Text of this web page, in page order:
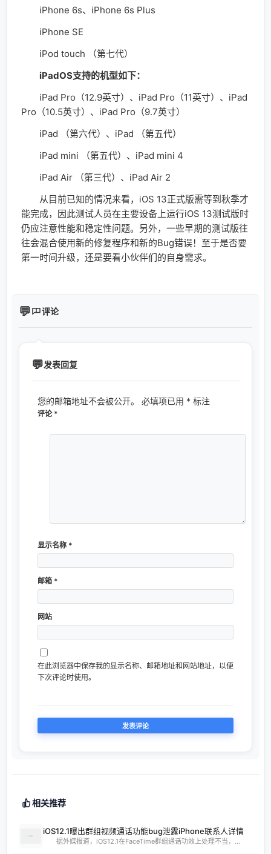
iPhone 6s、iPhone 6s Plus
iPhone SE
iPod touch （第七代）
iPadOS支持的机型如下：
iPad Pro（12.9英寸）、iPad Pro（11英寸）、iPad
Pro（10.5英寸）、iPad Pro（9.7英寸）
iPad （第六代）、iPad （第五代）
iPad mini （第五代）、iPad mini 4
iPad Air （第三代）、iPad Air 2
从目前已知的情况来看，iOS 13正式版需等到秋季才
能完成，因此测试人员在主要设备上运行iOS 13测试版时
仍应注意性能和稳定性问题。另外，一些早期的测试版往
往会混合使用新的修复程序和新的Bug错误！至于是否要
第一时间升级，还是要看小伙伴们的自身需求。
评论
发表回复
您的邮箱地址不会被公开。 必填项已用 * 标注
评论 *
显示名称 *
邮箱 *
网站
在此浏览器中保存我的显示名称、邮箱地址和网站地址，以便
下次评论时使用。
相关推荐
iOS12.1曝出群组视频通话功能bug泄露iPhone联系人详情
据外媒报道，iOS12.1在FaceTime群组通话功效上处理不当，...